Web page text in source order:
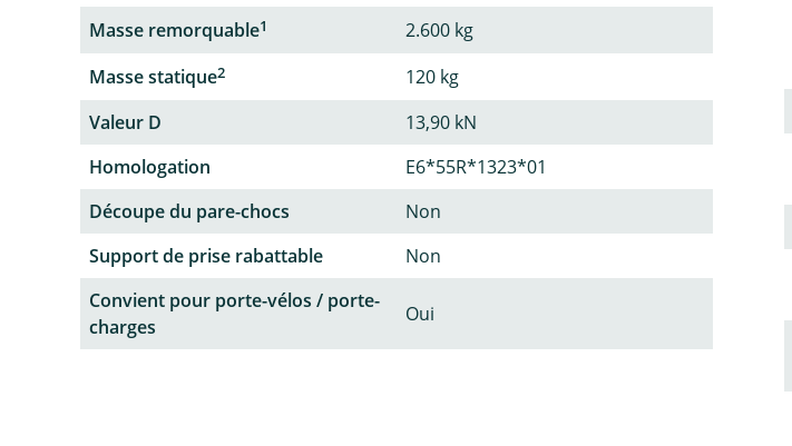
Masse remorquable1
2.600 kg
Masse statique2
120 kg
Valeur D
13,90 kN
Homologation
E6*55R*1323*01
Découpe du pare-chocs
Non
Support de prise rabattable
Non
Convient pour porte-vélos / porte-
charges
Oui